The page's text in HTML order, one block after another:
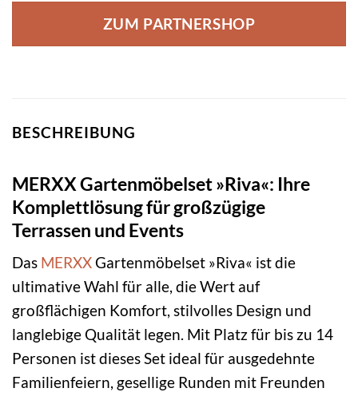
ZUM PARTNERSHOP
BESCHREIBUNG
MERXX Gartenmöbelset »Riva«: Ihre
Komplettlösung für großzügige
Terrassen und Events
Das MERXXGartenmöbelset »Riva« ist die
ultimative Wahl für alle, die Wert auf
großflächigen Komfort, stilvolles Design und
langlebige Qualität legen. Mit Platz für bis zu 14
Personen ist dieses Set ideal für ausgedehnte
Familienfeiern, gesellige Runden mit Freunden